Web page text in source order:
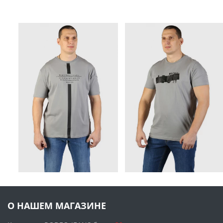
О НАШЕМ МАГАЗИНЕ